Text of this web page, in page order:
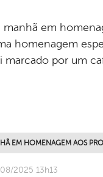
manhã em
homenagem
por um
EM HOMENAGEM AOS
2025 13h13